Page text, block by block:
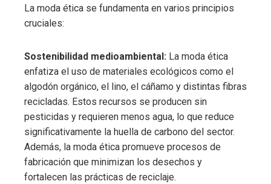
La moda ética se fundamenta en varios principios
cruciales:
Sostenibilidad medioambiental: La moda ética
enfatiza el uso de materiales ecológicos como el
algodón orgánico, el lino, el cáñamo y distintas fibras
recicladas. Estos recursos se producen sin
pesticidas y requieren menos agua, lo que reduce
significativamente la huella de carbono del sector.
Además, la moda ética promueve procesos de
fabricación que minimizan los desechos y
fortalecen las prácticas de reciclaje.